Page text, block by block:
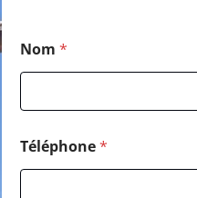
Nom *
Téléphone*